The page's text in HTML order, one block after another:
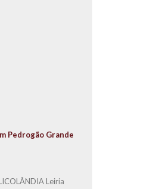
Pedrogão Grande
Leiria